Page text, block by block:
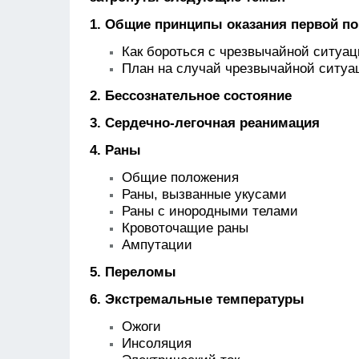
1. Общие принципы оказания первой
Как бороться с чрезвычайной
План на случай чрезвычайной
2. Бессознательноe состояниe
3. Сердечно-легочная реанимация
4. Раны
Общие положения
Раны, вызванные укусами
Раны с инородными телами
Кровоточащие раны
Ампутации
5. Переломы
6. Экстремальные температуры
Ожоги
Инсоляция